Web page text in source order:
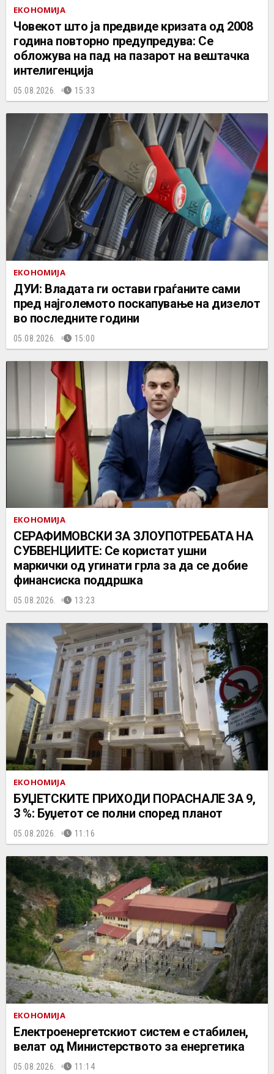
ЕКОНОМИЈА
Човекот што ја предвиде кризата од 2008
година повторно предупредува: Се
обложува на пад на пазарот на вештачка
интелигенција
05.08.2026. 15:33
ЕКОНОМИЈА
ДУИ: Владата ги остави граѓаните сами
пред најголемото поскапување на дизелот
во последните години
05.08.2026. 15:00
ЕКОНОМИЈА
СЕРАФИМОВСКИ ЗА ЗЛОУПОТРЕБАТА НА
СУБВЕНЦИИТЕ: Се користат ушни
маркички од угинати грла за да се добие
финансиска поддршка
05.08.2026. 13:23
ЕКОНОМИЈА
БУЏЕТСКИТЕ ПРИХОДИ ПОРАСНАЛЕ ЗА 9,
3 %: Буџетот се полни според планот
05.08.2026. 11:16
ЕКОНОМИЈА
Електроенергетскиот систем е стабилен,
велат од Министерството за енергетика
05.08.2026. 11:14